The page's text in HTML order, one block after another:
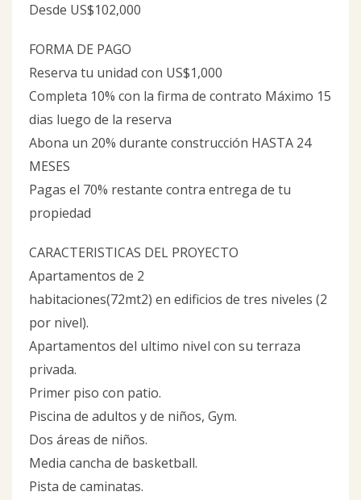
Desde US$102,000
FORMA DE PAGO
Reserva tu unidad con US$1,000
Completa 10% con la firma de contrato Máximo 15
dias luego de la reserva
Abona un 20% durante construcción HASTA 24
MESES
Pagas el 70% restante contra entrega de tu
propiedad
CARACTERISTICAS DEL PROYECTO
Apartamentos de 2
habitaciones(72mt2) en edificios de tres niveles (2
por nivel).
Apartamentos del ultimo nivel con su terraza
privada.
Primer piso con patio.
Piscina de adultos y de niños, Gym.
Dos áreas de niños.
Media cancha de basketball.
Pista de caminatas.